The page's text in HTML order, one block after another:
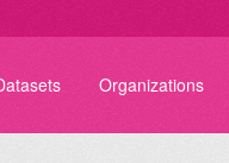
Organizations